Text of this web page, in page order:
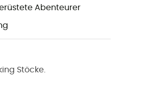
Abenteurer
Stöcke.